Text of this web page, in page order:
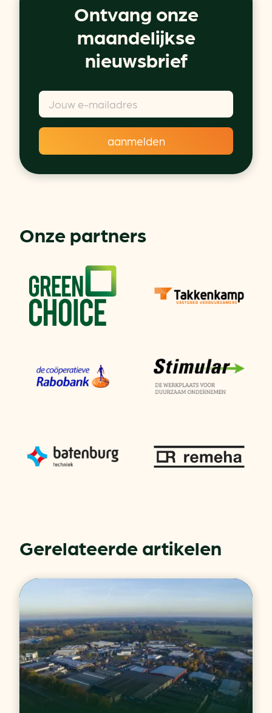
Ontvang onze
maandelijkse
nieuwsbrief
Onze partners
Gerelateerde artikelen